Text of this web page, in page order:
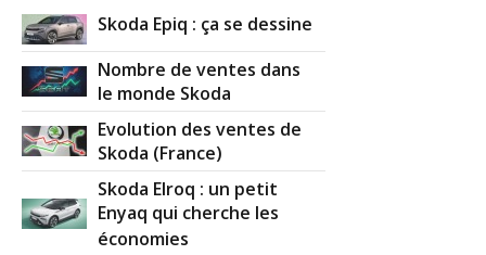
Skoda Epiq : ça se dessine
Nombre de ventes dans
le monde Skoda
Evolution des ventes de
Skoda (France)
Skoda Elroq : un petit
Enyaq qui cherche les
économies